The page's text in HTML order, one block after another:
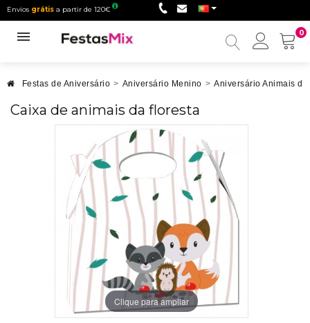
Envios grátis a partir de 120€
0
Minha
Festas de Aniversário > Aniversário Menino > Aniversário Animais
Caixa de animais da floresta
Clique para ampliar